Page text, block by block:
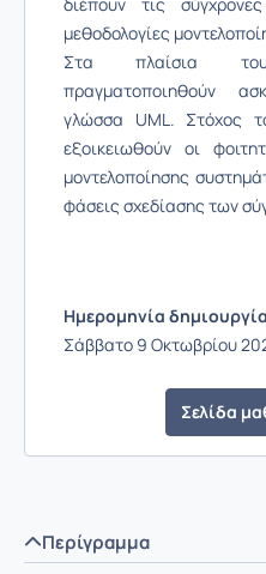
μεθοδολογίες
Στα πλαίσια
πραγματοποιηθούν
γλώσσα UML. Στόχος
εξοικειωθούν οι
μοντελοποίησης
φάσεις σχεδίασης των
Ημερομηνία
Σάββατο 9 Οκτωβρίου
Σελίδα
Περίγραμμα